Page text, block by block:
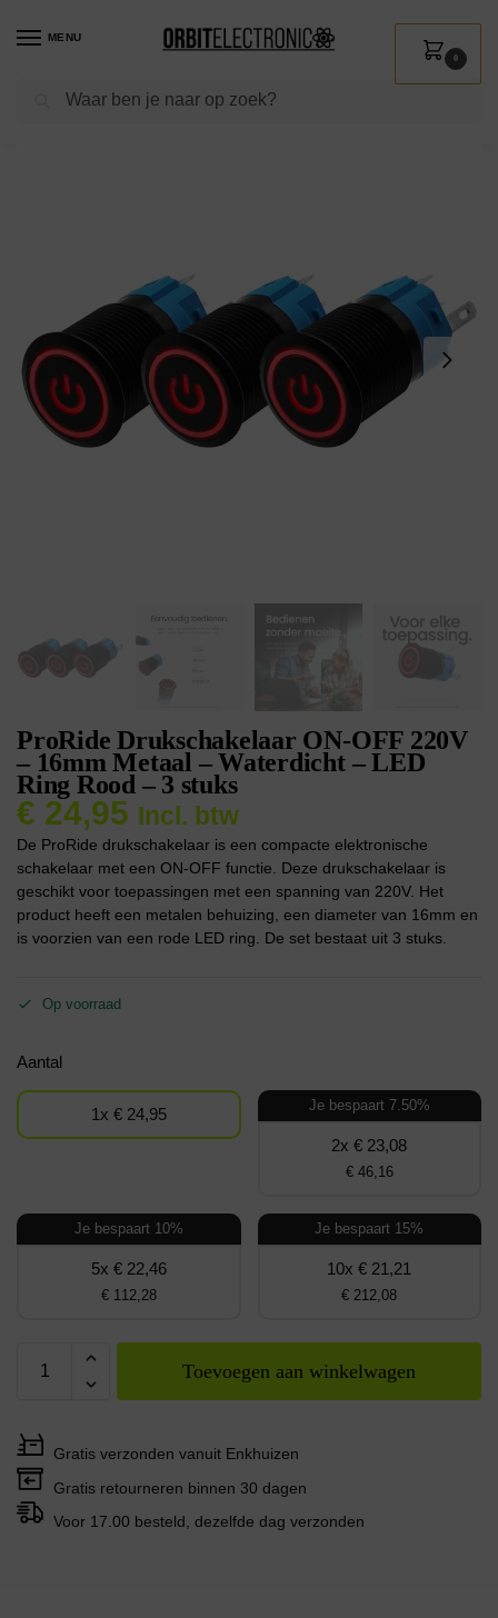
MENU
Zoeken
0
Shop / Installatie Schakelmateriaal
ProRide Drukschakelaar ON-OFF 220V
– 16mm Metaal – Waterdicht – LED
Ring Rood – 3 stuks
€ 24,95 Incl. btw
De ProRide drukschakelaar is een compacte elektronische
schakelaar met een ON-OFF functie. Deze drukschakelaar is
geschikt voor toepassingen met een spanning van 220V. Het
product heeft een metalen behuizing, een diameter van 16mm en
is voorzien van een rode LED ring. De set bestaat uit 3 stuks.
Op voorraad
Aantal
1x € 24,95 Je bespaart 7.50%
2x € 23,08
€ 46,16
Je bespaart 10%
5x € 22,46
€ 112,28
Je bespaart 15%
10x € 21,21
€ 212,08
Toevoegen aan winkelwagen
Gratis verzonden vanuit Enkhuizen
Gratis retourneren binnen 30 dagen
Voor 17.00 besteld, dezelfde dag verzonden